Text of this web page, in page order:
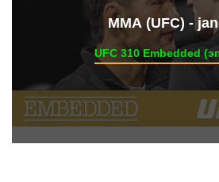
ММА (UFC) -
UFC 310 Embedded